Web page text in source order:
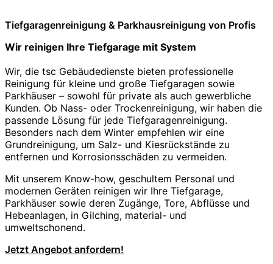
Tiefgaragenreinigung & Parkhausreinigung von Profis
Wir reinigen Ihre Tiefgarage mit System
Wir, die tsc Gebäudedienste bieten professionelle
Reinigung für kleine und große Tiefgaragen sowie
Parkhäuser – sowohl für private als auch gewerbliche
Kunden. Ob Nass- oder Trockenreinigung, wir haben die
passende Lösung für jede Tiefgaragenreinigung.
Besonders nach dem Winter empfehlen wir eine
Grundreinigung, um Salz- und Kiesrückstände zu
entfernen und Korrosionsschäden zu vermeiden.
Mit unserem Know-how, geschultem Personal und
modernen Geräten reinigen wir Ihre Tiefgarage,
Parkhäuser sowie deren Zugänge, Tore, Abflüsse und
Hebeanlagen, in Gilching, material- und
umweltschonend.
Jetzt Angebot anfordern!